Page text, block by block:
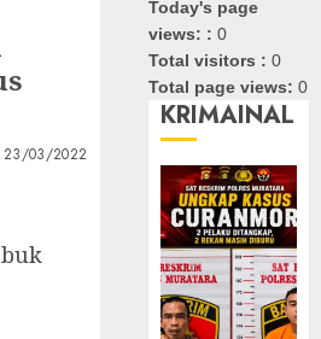
23/03/2022
Today's page
views: :0
Total visitors :0
Total page views:0
KRIMAINAL